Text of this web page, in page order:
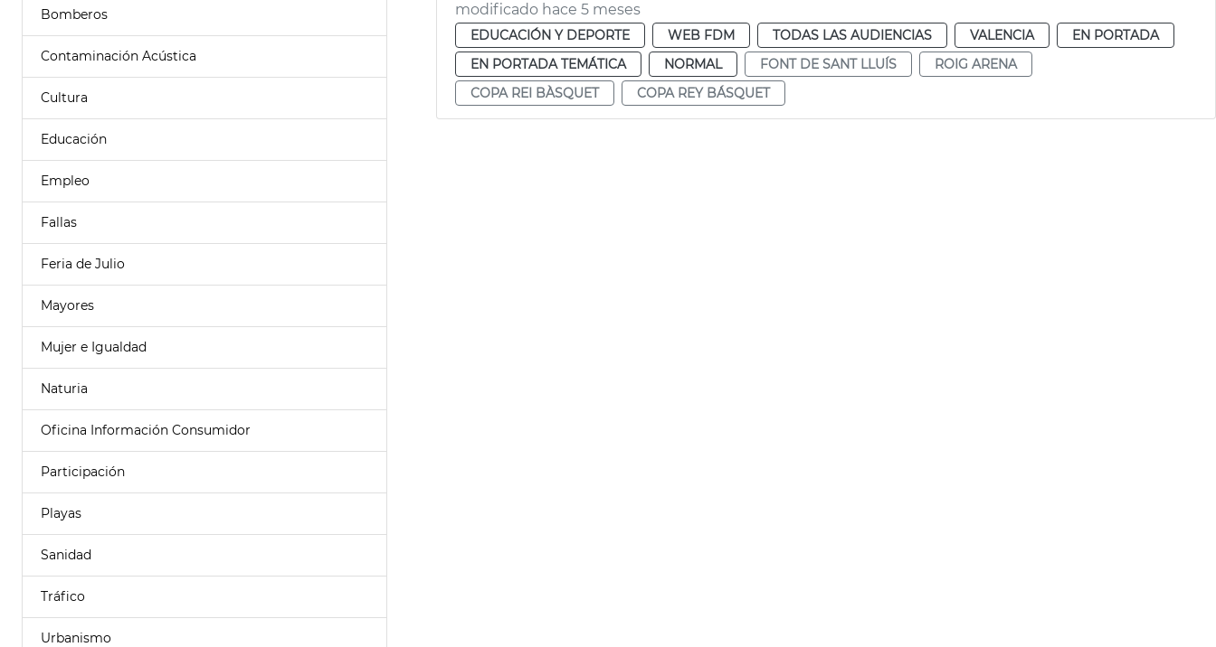
Bomberos
Contaminación Acústica
Cultura
Educación
Empleo
Fallas
Feria de Julio
Mayores
Mujer e Igualdad
Naturia
Oficina Información Consumidor
Participación
Playas
Sanidad
Tráfico
Urbanismo
modificado hace 5 meses
EDUCACIÓN Y DEPORTE WEB FDM TODAS LAS AUDIENCIAS VALENCIA
EN PORTADA
EN PORTADA TEMÁTICA
NORMAL FONT DE SANT LLUÍS
ROIG ARENA
COPA REI BÀSQUET
COPA REY BÁSQUET